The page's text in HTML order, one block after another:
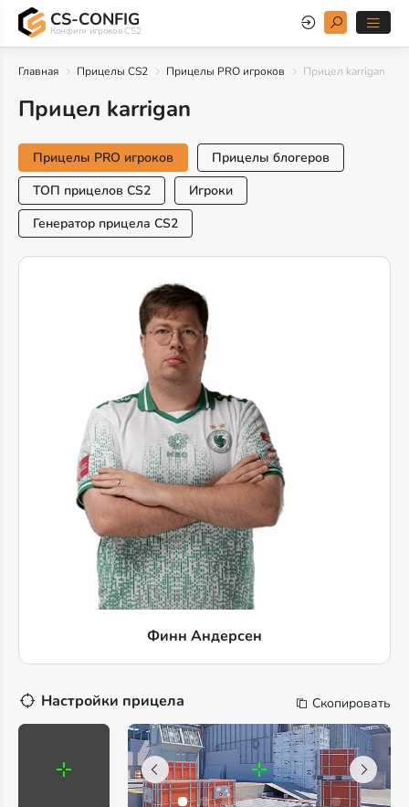
CS-CONFIG
Конфиги игроков CS2
Главная Прицелы CS2 Прицелы PRO игроков Прицел karrigan
Прицел karrigan
Прицелы PRO игроков
Прицелы блогеров
ТОП прицелов CS2
Игроки
Генератор прицела CS2
Финн Андерсен
Настройки прицела Скопировать